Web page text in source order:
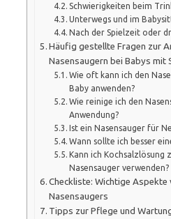
Schwierigkeiten beim
Unterwegs und im
Nach der Spielzeit oder
Häufig gestellte Fragen zur
Nasensaugern bei Babys mit
Wie oft kann ich den
Baby anwenden?
Wie reinige ich den
Anwendung?
Ist ein Nasensauger für
Wann sollte ich besser
Kann ich Kochsalzlösung
Nasensauger verwenden?
Checkliste: Wichtige Aspekte
Nasensaugers
Tipps zur Pflege und